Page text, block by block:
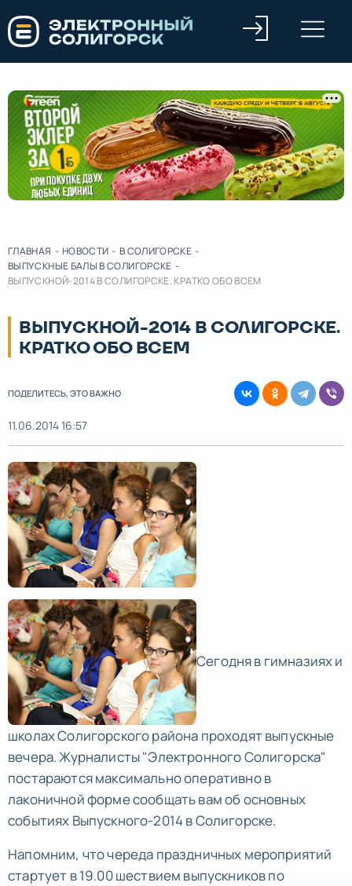
ГЛАВНАЯ - НОВОСТИ - В СОЛИГОРСКЕ -
ВЫПУСКНЫЕ БАЛЫ В СОЛИГОРСКЕ -
ВЫПУСКНОЙ-2014 В СОЛИГОРСКЕ. КРАТКО ОБО ВСЕМ
ВЫПУСКНОЙ-2014 В СОЛИГОРСКЕ.
КРАТКО ОБО ВСЕМ
ПОДЕЛИТЕСЬ, ЭТО ВАЖНО
11.06.2014 16:57
Сегодня в гимназиях и
школах Солигорского района проходят выпускные
вечера. Журналисты "Электронного Солигорска"
постараются максимально оперативно в
лаконичной форме сообщать вам об основных
событиях Выпускного-2014 в Солигорске.
Напомним, что череда праздничных мероприятий
стартует в 19.00 шествием выпускников по